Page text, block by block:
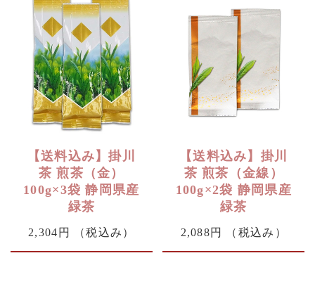
【送料込み】掛川
茶 煎茶（金）
100g×3袋 静岡県産
緑茶
2,304円 （税込み）
【送料込み】掛川
茶 煎茶（金線）
100g×2袋 静岡県産
緑茶
2,088円 （税込み）